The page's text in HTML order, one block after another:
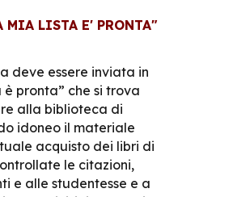
MIA LISTA E' PRONTA"
deve essere inviata in
è pronta” che si trova
alla biblioteca di
idoneo il materiale
acquisto dei libri di
le citazioni,
e alle studentesse e a